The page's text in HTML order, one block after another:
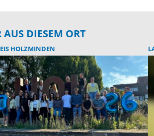
AUS DIESEM ORT
HOLZMINDEN